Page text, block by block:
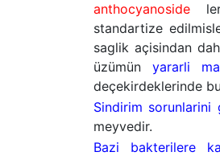
anthocyanoside
standartize
saglik açisindan
üzümünyararli
deçekirdeklerinde
Sindirim sorunlarini
meyvedir.
Bazi bakterilere